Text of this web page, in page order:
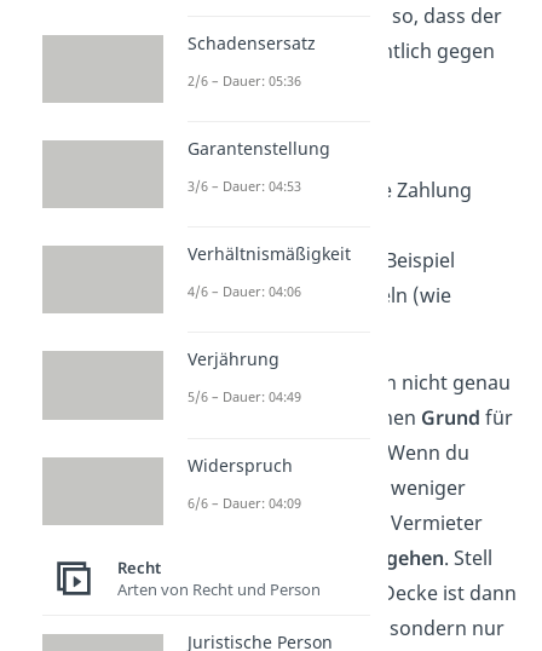
. Er verhindert so, dass der
Zahlungsempfänger rechtlich gegen
ihn vorgeht.
Beispiel 1:
Besonders häufig ist eine Zahlung
Mietminderungen, zum Beispiel
wegen Wohnungsmängeln (wie
❌ Oft ist am Anfang noch nicht genau
geklärt, ob es wirklich einen Grund für
die Mietminderung gibt. Wenn du
dann einfach von dir aus weniger
Miete bezahlst, kann der Vermieter
vorgehen. Stell
dir vor, der Fleck an der Decke ist dann
doch gar kein Schimmel, sondern nur
Schadensersatz
2/6 – Dauer: 05:36
Garantenstellung
3/6 – Dauer: 04:53
Verhältnismäßigkeit
4/6 – Dauer: 04:06
Verjährung
5/6 – Dauer: 04:49
Widerspruch
6/6 – Dauer: 04:09
Recht
Arten von Recht und Person
Juristische Person